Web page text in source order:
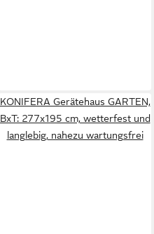
KONIFERA Gerätehaus GARTEN,
BxT: 277x195 cm, wetterfest und
langlebig, nahezu wartungsfrei